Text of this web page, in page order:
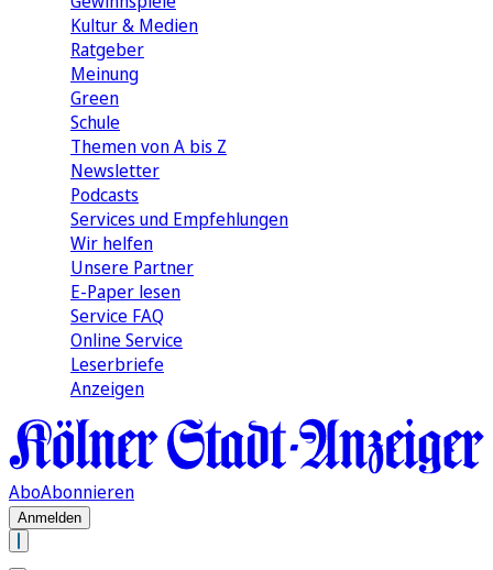
Kultur & Medien
Ratgeber
Meinung
Green
Schule
Themen von A bis Z
Newsletter
Podcasts
Services und Empfehlungen
Wir helfen
Unsere Partner
E-Paper lesen
Service FAQ
Online Service
Leserbriefe
Anzeigen
AboAbonnieren
Anmelden